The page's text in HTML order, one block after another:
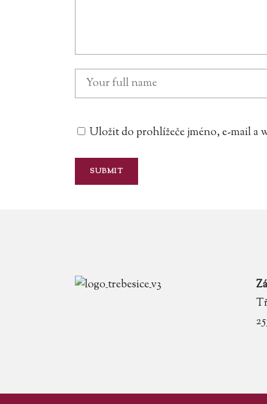
Uložit do prohlížeče jméno, e-mail a